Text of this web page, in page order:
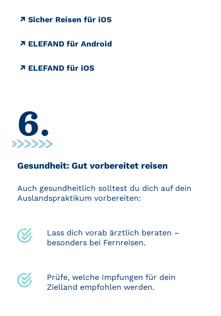
Sicher Reisen für iOS
ELEFAND für Android
ELEFAND für iOS
6.
Gesundheit: Gut vorbereitet reisen
Auch gesundheitlich solltest du dich auf dein
Auslandspraktikum vorbereiten:
Lass dich vorab ärztlich beraten –
besonders bei Fernreisen.
Prüfe, welche Impfungen für dein
Zielland empfohlen werden.